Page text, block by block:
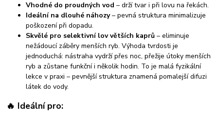
Vhodné do proudných vod – drží tvar i při lovu na řekách.
Ideální na dlouhé náhozy– pevná struktura minimalizuje
poškození při dopadu.
Skvělé pro selektivní lov větších kaprů – eliminuje
nežádoucí záběry menších ryb. Výhoda tvrdosti je
jednoduchá: nástraha vydrží přes noc, přežije útoky menších
ryb a zůstane funkční i několik hodin. To je malá fyzikální
lekce v praxi – pevnější struktura znamená pomalejší difuzi
látek do vody.
🔥 Ideální pro: